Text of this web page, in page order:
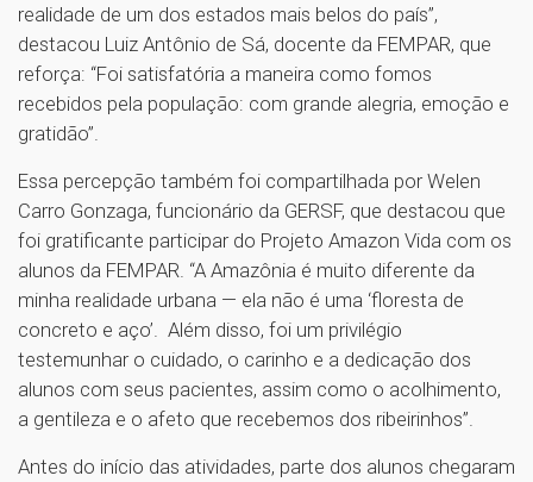
realidade de um dos estados mais belos do país”,
destacou Luiz Antônio de Sá, docente da FEMPAR, que
reforça: “Foi satisfatória a maneira como fomos
recebidos pela população: com grande alegria, emoção e
gratidão”.
Essa percepção também foi compartilhada por Welen
Carro Gonzaga, funcionário da GERSF, que destacou que
foi gratificante participar do Projeto Amazon Vida com os
alunos da FEMPAR. “A Amazônia é muito diferente da
minha realidade urbana — ela não é uma ‘floresta de
concreto e aço’. Além disso, foi um privilégio
testemunhar o cuidado, o carinho e a dedicação dos
alunos com seus pacientes, assim como o acolhimento,
a gentileza e o afeto que recebemos dos ribeirinhos”.
Antes do início das atividades, parte dos alunos chegaram